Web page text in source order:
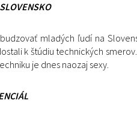
mladých ľudí na
k štúdiu technických
je dnes naozaj sexy.